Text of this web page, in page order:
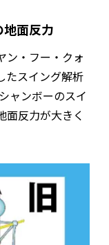
面反力
ン・フー・クォ
たスイング解析
ャンボーのスイ
面反力が大きく